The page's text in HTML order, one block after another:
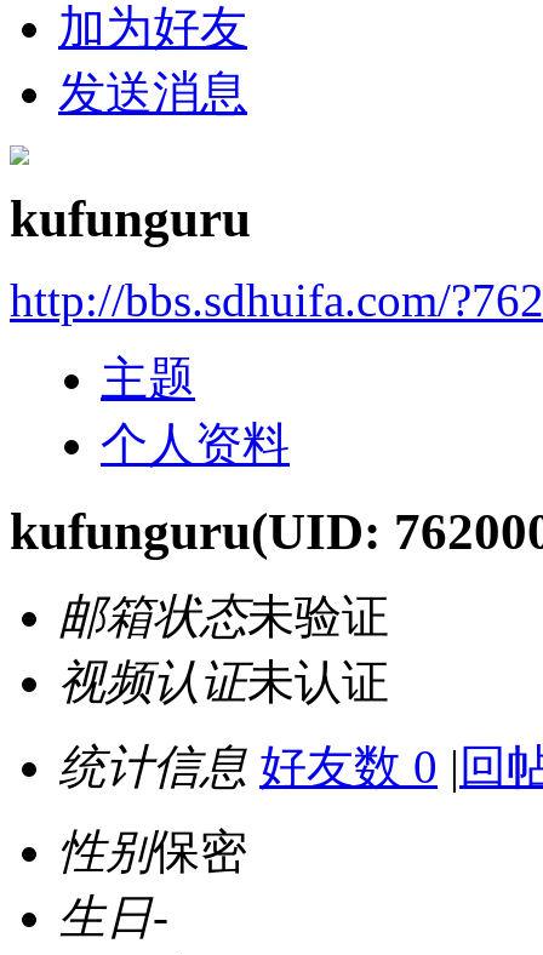
加为好友
发送消息
kufunguru
http://bbs.sdhuifa.com/
主题
个人资料
kufunguru(UID:
邮箱状态未验证
视频认证未认证
统计信息 好友数 0 | 回
性别保密
生日-